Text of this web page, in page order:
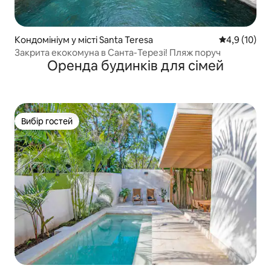
Кондомініум у місті Santa Teresa Середня
4,9 (10)
Закрита екокомуна в Санта-Терезі! Пляж поруч
Оренда будинків для сімей
Вибір гостей
Вибір гостей